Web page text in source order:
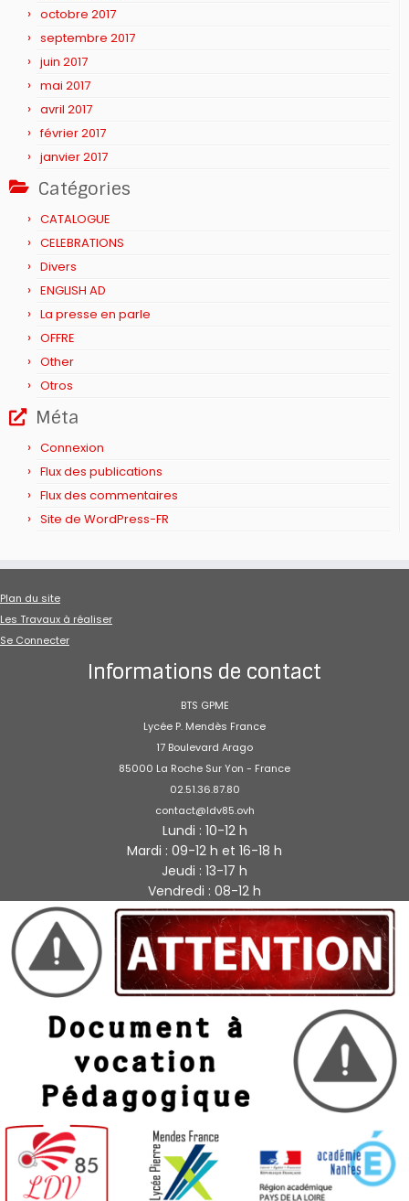
octobre 2017
septembre 2017
juin 2017
mai 2017
avril 2017
février 2017
janvier 2017
Catégories
CATALOGUE
CELEBRATIONS
Divers
ENGLISH AD
La presse en parle
OFFRE
Other
Otros
Méta
Connexion
Flux des publications
Flux des commentaires
Site de WordPress-FR
Plan du site
Les Travaux à réaliser
Se Connecter
Informations de contact
BTS GPME
Lycée P. Mendès France
17 Boulevard Arago
85000 La Roche Sur Yon - France
02.51.36.87.80
contact@ldv85.ovh
Lundi : 10-12 h
Mardi : 09-12 h et 16-18 h
Jeudi : 13-17 h
Vendredi : 08-12 h